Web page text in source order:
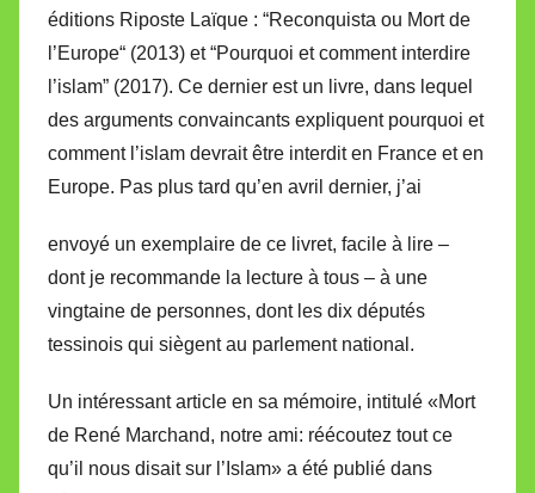
éditions Riposte Laïque : “Reconquista ou Mort de
l’Europe“ (2013) et “Pourquoi et comment interdire
l’islam” (2017). Ce dernier est un livre, dans lequel
des arguments convaincants expliquent pourquoi et
comment l’islam devrait être interdit en France et en
Europe. Pas plus tard qu’en avril dernier, j’ai
envoyé un exemplaire de ce livret, facile à lire –
dont je recommande la lecture à tous – à une
vingtaine de personnes, dont les dix députés
tessinois qui siègent au parlement national.
Un intéressant article en sa mémoire, intitulé «Mort
de René Marchand, notre ami: réécoutez tout ce
qu’il nous disait sur l’Islam» a été publié dans